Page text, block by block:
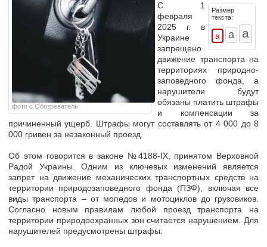
фото с Обозреватель
Размер
текста:
С 1
февраля
2025 г. в
Украине
запрещено
движение транспорта на
территориях природно-
заповедного фонда, а
нарушители будут
обязаны платить штрафы
и компенсации за
причиненный ущерб. Штрафы могут составлять от 4 000 до 8
000 гривен за незаконный проезд.
Об этом говорится в законе №4188-IX, принятом Верховной
Радой Украины. Одним из ключевых изменений является
запрет на движение механических транспортных средств на
территории природозаповедного фонда (ПЗФ), включая все
виды транспорта – от мопедов и мотоциклов до грузовиков.
Согласно новым правилам любой проезд транспорта на
территории природоохранных зон считается нарушением. Для
нарушителей предусмотрены штрафы: